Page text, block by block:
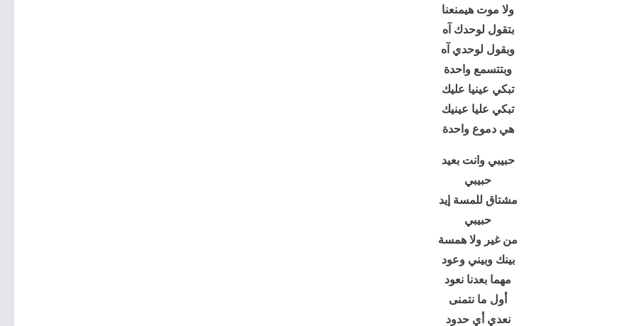
ولا موت هيمنعنا
بتقول لوحدك آه
وبقول لوحدي آه
وبتتسمع واحدة
تبكي عينيا عليك
تبكي عليا عينيك
هي دموع واحدة
حبيبي وانت بعيد
حبيبي
مشتاق للمسة إيد
حبيبي
من غير ولا همسة
بينك وبيني وعود
مهما بعدنا نعود
أول ما نتمنى
نعدي أي حدود